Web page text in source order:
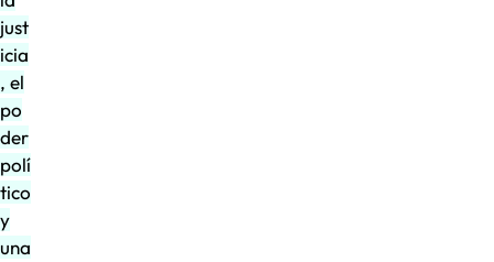
just
icia
, el
po
der
polí
tico
y
una